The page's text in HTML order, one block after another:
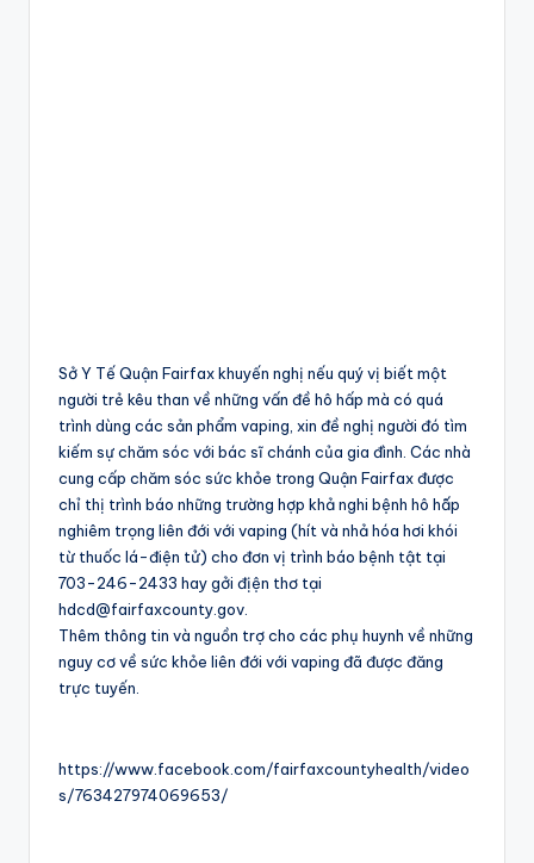
Sở Y Tế Quận Fairfax khuyến nghị nếu quý vị biết một
người trẻ kêu than về những vấn đề hô hấp mà có quá
trình dùng các sản phẩm vaping, xin đề nghị người đó tìm
kiếm sự chăm sóc với bác sĩ chánh của gia đình. Các nhà
cung cấp chăm sóc sức khỏe trong Quận Fairfax được
chỉ thị trình báo những trường hợp khả nghi bệnh hô hấ̃p
nghiêm trọng liên đới với vaping (hít và nhả hóa hơi khói
từ thuốc lá-điện tử) cho đơn vị trình báo bệnh tật tại
703-246-2433 hay gởi địện thơ tại
hdcd@fairfaxcounty.gov.
Thêm thông tin và nguồn trợ cho các phụ huynh về những
nguy cơ về sức khỏe liên đới với vaping đã được đăng
trực tuyến.
https://www.facebook.com/fairfaxcountyhealth/video
s/763427974069653/